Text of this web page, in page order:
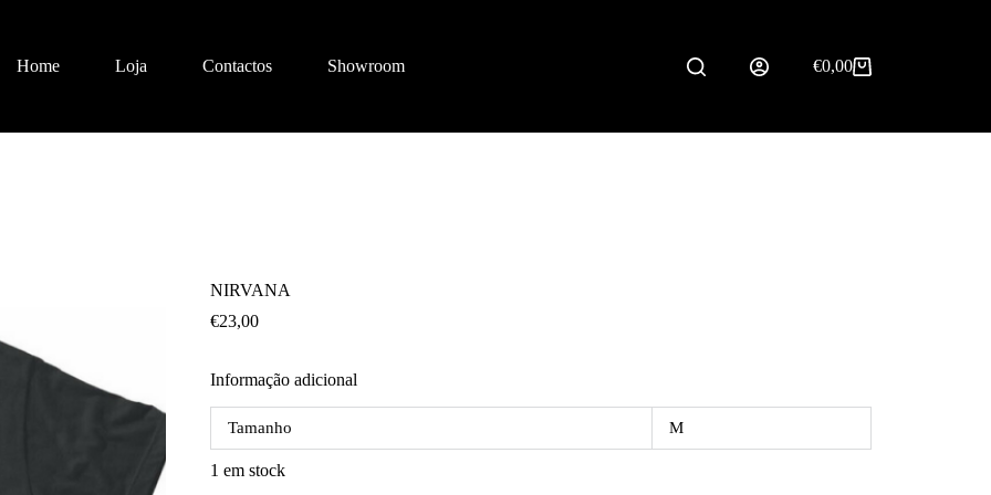
Home Loja Contactos Showroom
Carrinho
€0,00
NIRVANA
€23,00
Informação adicional
Tamanho M
1 em stock